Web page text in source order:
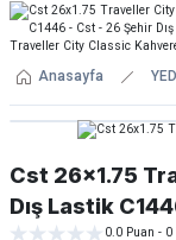
Anasayfa
Cst 26x1.75
Dış Lastik
0.0 Puan - 0